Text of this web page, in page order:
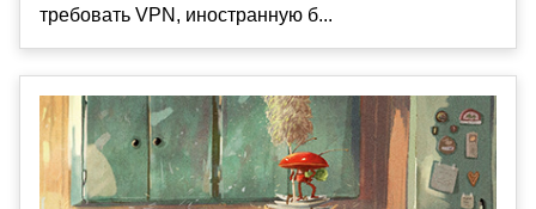
требовать VPN, иностранную б...